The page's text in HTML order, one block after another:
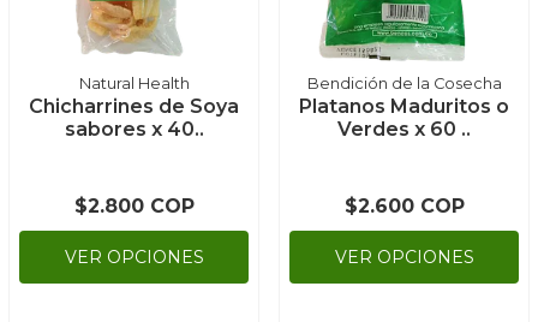
Natural Health
Chicharrines de Soya
sabores x 40..
$2.800 COP
VER OPCIONES
Bendición de la Cosecha
Platanos Maduritos o
Verdes x 60 ..
$2.600 COP
VER OPCIONES